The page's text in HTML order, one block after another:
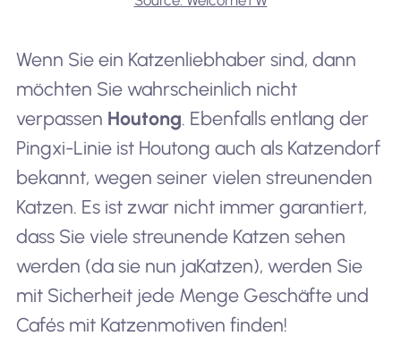
Wenn Sie ein Katzenliebhaber sind, dann
möchten Sie wahrscheinlich nicht
verpassen Houtong. Ebenfalls entlang der
Pingxi-Linie ist Houtong auch als Katzendorf
bekannt, wegen seiner vielen streunenden
Katzen. Es ist zwar nicht immer garantiert,
dass Sie viele streunende Katzen sehen
werden (da sie nun jaKatzen), werden Sie
mit Sicherheit jede Menge Geschäfte und
Cafés mit Katzenmotiven finden!